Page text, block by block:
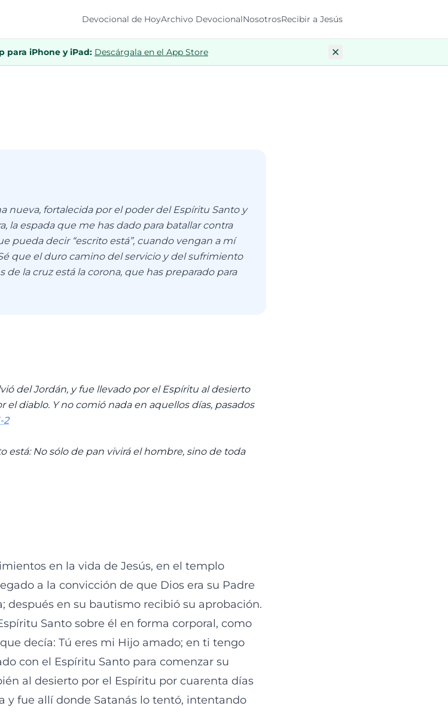
Devocional de HoyArchivo DevocionalNosotrosRecibir a Jesús
para iPhone y iPad: Descárgala en el App Store
nueva, fortalecida por el poder del Espíritu Santo y
la espada que me has dado para batallar contra
pueda decir “escrito está”, cuando vengan a mí
que el duro camino del servicio y del sufrimiento
la cruz está la corona, que has preparado para
del Jordán, y fue llevado por el Espíritu al desierto
el diablo. Y no comió nada en aquellos días, pasados
2
está: No sólo de pan vivirá el hombre, sino de toda
en la vida de Jesús, en el templo
a la convicción de que Dios era su Padre
después en su bautismo recibió su aprobación.
Santo sobre él en forma corporal, como
decía: Tú eres mi Hijo amado; en ti tengo
con el Espíritu Santo para comenzar su
al desierto por el Espíritu por cuarenta días
y fue allí donde Satanás lo tentó, intentando